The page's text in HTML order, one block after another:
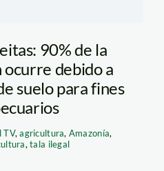
90% de la
debido a
suelo para fines
TV,agricultura, Amazonía,
,tala ilegal